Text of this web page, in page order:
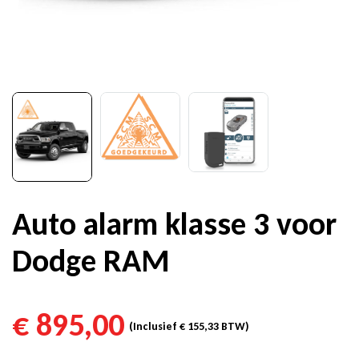
Auto alarm klasse 3 voor
Dodge RAM
€ 895,00 (Inclusief € 155,33 BTW)